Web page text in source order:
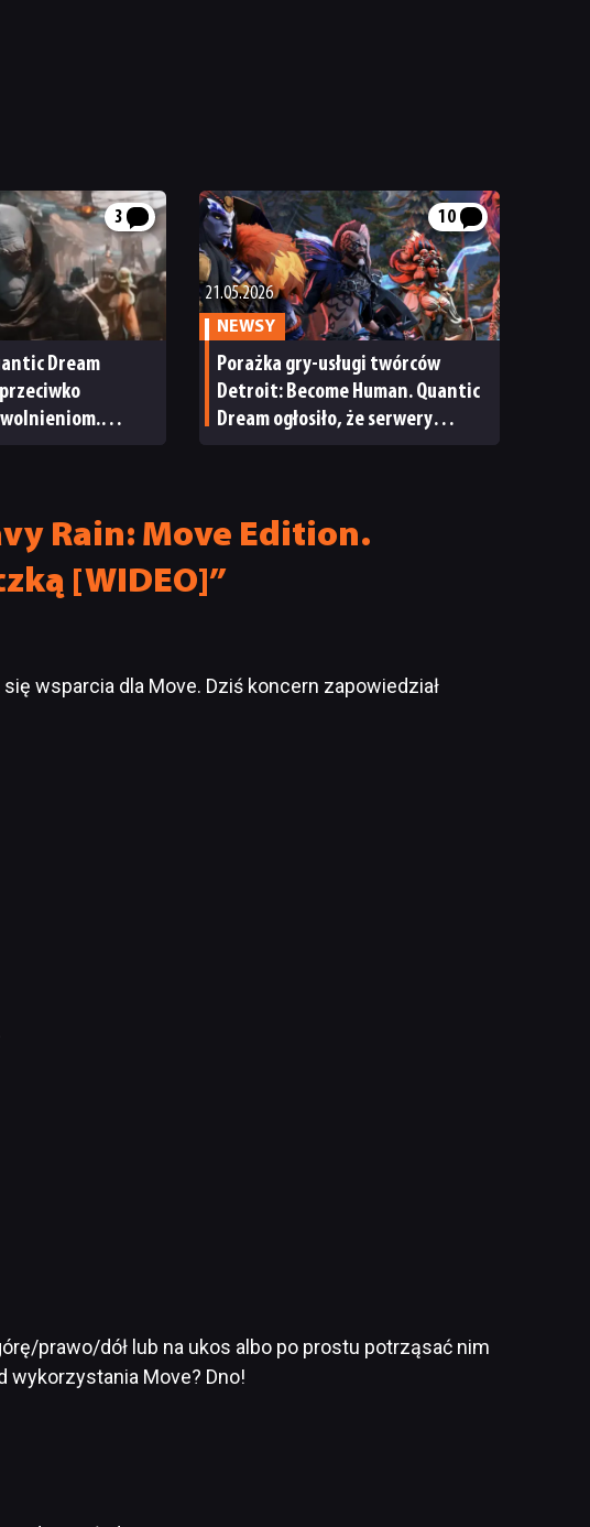
3
Dream
10
21.05.2026
NEWSY
Porażka gry-usługi twórców
Detroit: Become Human. Quantic
Dream ogłosiło, że serwery
Rain: Move Edition.
[WIDEO]”
wsparcia dla Move. Dziś koncern zapowiedział
prawo/dół lub na ukos albo po prostu potrząsać nim
wykorzystania Move? Dno!